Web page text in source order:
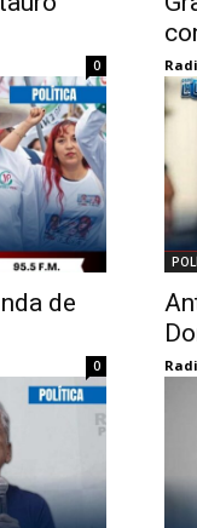
0
de
0